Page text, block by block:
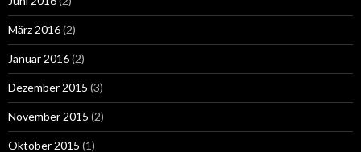
März 2016(2)
Januar 2016(2)
Dezember 2015 (3)
November 2015 (2)
Oktober 2015 (1)